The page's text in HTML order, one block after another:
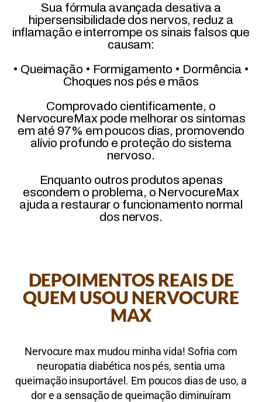
Sua fórmula avançada desativa a
hipersensibilidade dos nervos, reduz a
inflamação e interrompe os sinais falsos que
causam:
• Queimação • Formigamento • Dormência •
Choques nos pés e mãos
Comprovado cientificamente, o
NervocureMax pode melhorar os sintomas
em até 97% em poucos dias, promovendo
alívio profundo e proteção do sistema
nervoso.
Enquanto outros produtos apenas
escondem o problema, o NervocureMax
ajuda a restaurar o funcionamento normal
dos nervos.
DEPOIMENTOS REAIS DE
QUEM USOU NERVOCURE
MAX
Nervocure max mudou minha vida! Sofria com
neuropatia diabética nos pés, sentia uma
queimação insuportável. Em poucos dias de uso, a
dor e a sensação de queimação diminuíram